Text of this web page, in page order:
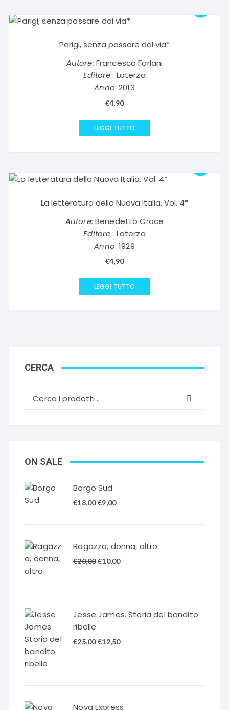
Parigi, senza passare dal via*
Autore: Francesco Forlani
Editore: Laterza
Anno: 2013
€4,90
LEGGI TUTTO
La letteratura della Nuova Italia. Vol. 4*
Autore: Benedetto Croce
Editore: Laterza
Anno: 1929
€4,90
LEGGI TUTTO
CERCA
ON SALE
Borgo Sud
€18,00 Il
€18,00.
€9,00Il
€9,00.
Ragazza, donna, altro
€20,00 Il
€20,00.
€10,00Il
€10,00.
Jesse James. Storia del bandito
ribelle
€25,00 Il
€12,50Il
Nova Express